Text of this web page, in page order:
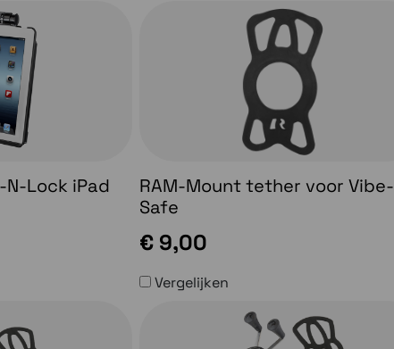
N-Lock iPad
RAM-Mount tether voor Vibe-
Safe
€ 9,00
Vergelijken